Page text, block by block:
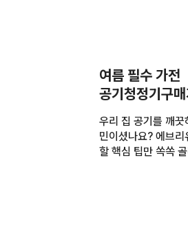
여름 필수 가전
공기청정기구
우리 집 공기를 깨
민이셨나요? 에브
할 핵심 팁만 쏙쏙